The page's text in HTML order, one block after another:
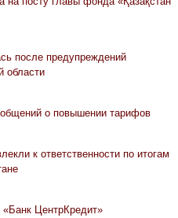
после предупреждений
области
о повышении тарифов
к ответственности по итогам
ЦентрКредит»